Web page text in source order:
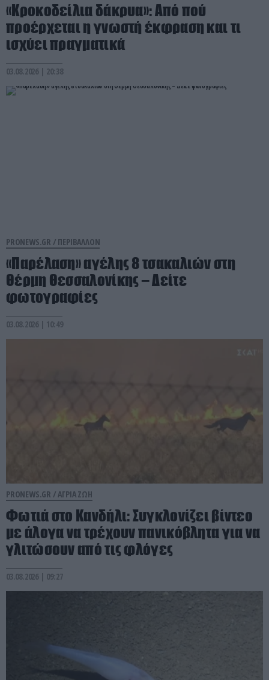
«Κροκοδείλια δάκρυα»: Από πού
προέρχεται η γνωστή έκφραση και τι
ισχύει πραγματικά
03.08.2026 | 20:38
PRONEWS.GR / ΠΕΡΙΒΑΛΛΟΝ
«Παρέλαση» αγέλης 8 τσακαλιών στη
Θέρμη Θεσσαλονίκης – Δείτε
φωτογραφίες
03.08.2026 | 10:49
PRONEWS.GR /ΑΓΡΙΑ ΖΩΗ
Φωτιά στο Κανδήλι: Συγκλονίζει βίντεο
με άλογα να τρέχουν πανικόβλητα για να
γλιτώσουν από τις φλόγες
03.08.2026 | 09:27